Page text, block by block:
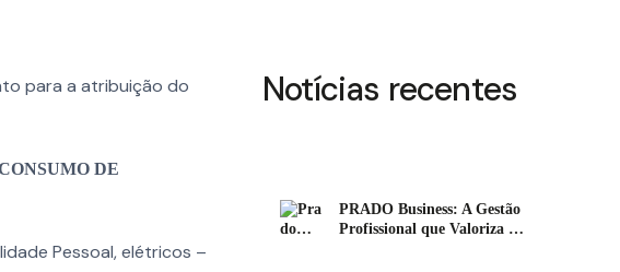
para a atribuição do
DE
Pessoal, elétricos –
Notícias recentes
PRADO Business: A Gestão
Profissional que Valoriza o